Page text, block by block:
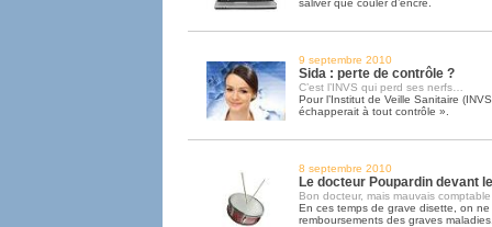
saliver que couler d’encre.
9 septembre 2010
Sida : perte de contrôle ?
C’est l’INVS qui perd ses nerfs…
Pour l’Institut de Veille Sanitaire
échapperait à tout contrôle ».
8 septembre 2010
Le docteur Poupardin devant
Bon docteur, mais mauvais comptable
En ces temps de grave disette, on
remboursements des graves